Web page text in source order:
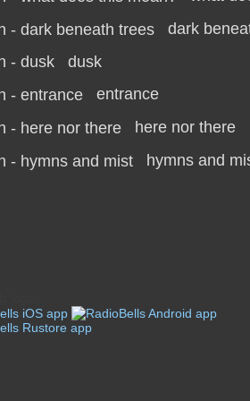
dark
dusk
entrance
here nor there
hymns and